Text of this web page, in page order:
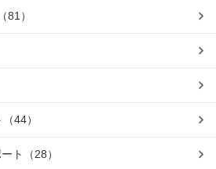
（81）
（44）
ト （28）